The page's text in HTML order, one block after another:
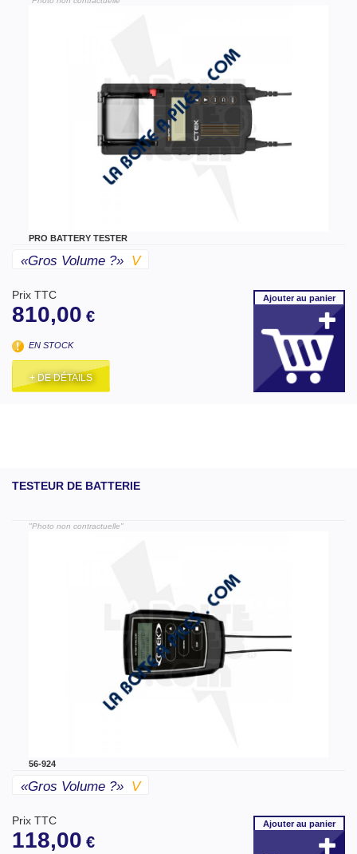
PRO BATTERY TESTER
«gros Volume ?» V
Prix TTC
810,00 €
EN STOCK
+ DE DÉTAILS
Ajouterau panier
TESTEUR DE BATTERIE
"Photo non contractuelle"
56-924
«gros Volume ?» V
Prix TTC
118,00 €
Ajouterau panier